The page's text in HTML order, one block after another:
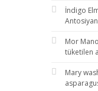
İndigo
Mor
tüketilen
Mary